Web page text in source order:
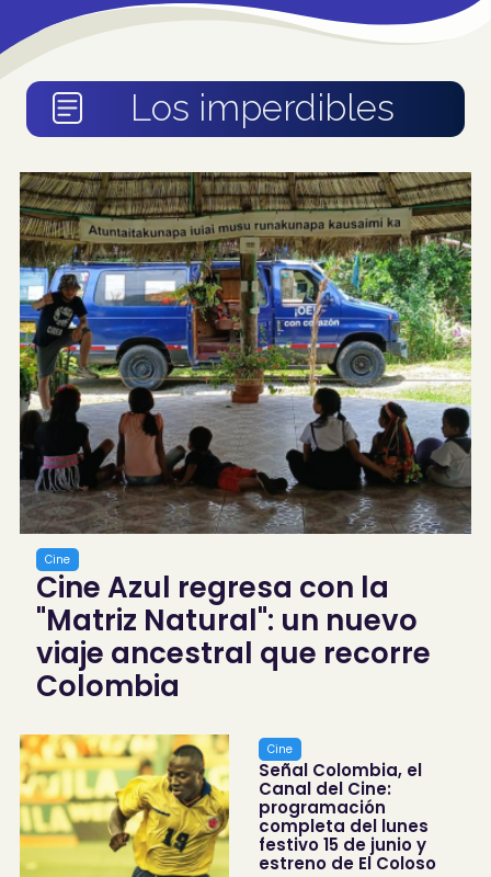
Los imperdibles
Cine
Cine Azul regresa con la
"Matriz Natural": un nuevo
viaje ancestral que recorre
Colombia
Cine
Señal Colombia, el
Canal del Cine:
programación
completa del lunes
festivo 15 de junio y
estreno de El Coloso